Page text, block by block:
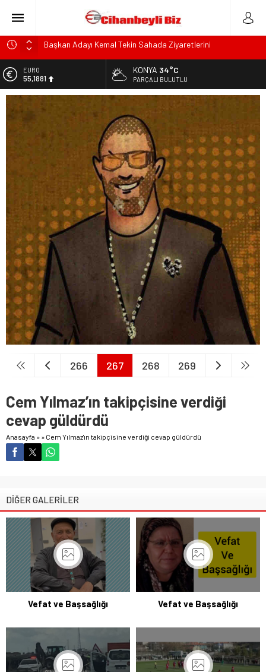
Başkan Adayı Kemal Tekin Sahada Ziyaretlerini
Konyalı Çiftci Feci şekilde Can Verdi
Konya’da araçta oksijen tüpünün patlaması sonucu hayatını
KULU’DA HAFİF TİCARİ ARAÇ TAKLA ATTI: 2’Sİ ÇOCUK, 3
YARALI
Trafik Kazasinda Yaralanmıştı, Tedavi gördüğü Hastanede
Hayatını Kaybetti
EURO
55,1881
6.660,55
BİST
13.779,39
KONYA 34°C
PARÇALI BULUTLU
266 267 268 269
Cem Yılmaz’ın takipçisine verdiği
cevap güldürdü
Anasayfa » » Cem Yılmaz'ın takipçisine verdiği cevap güldürdü
DİĞER GALERİLER
Vefat ve Başsağlığı Vefat ve Başsağlığı